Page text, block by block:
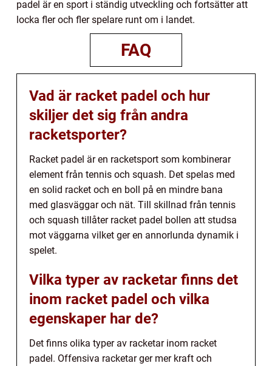
padel är en sport i ständig utveckling och fortsätter att
locka fler och fler spelare runt om i landet.
FAQ
Vad är racket padel och hur
skiljer det sig från andra
racketsporter?
Racket padel är en racketsport som kombinerar
element från tennis och squash. Det spelas med
en solid racket och en boll på en mindre bana
med glasväggar och nät. Till skillnad från tennis
och squash tillåter racket padel bollen att studsa
mot väggarna vilket ger en annorlunda dynamik i
spelet.
Vilka typer av racketar finns det
inom racket padel och vilka
egenskaper har de?
Det finns olika typer av racketar inom racket
padel. Offensiva racketar ger mer kraft och